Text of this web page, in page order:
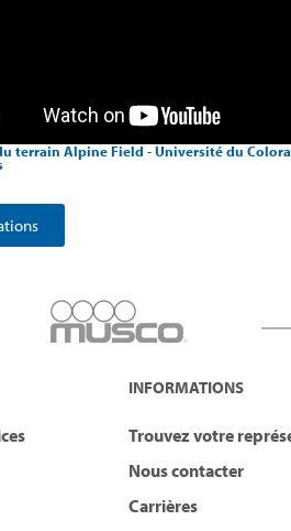
terrain Alpine Field - Université du
INFORMATIONS
Trouvez votre
Nous contacter
Carrières